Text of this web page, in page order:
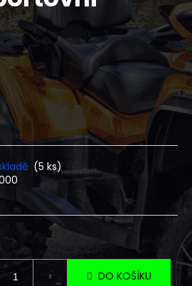
(5 ks)
DO KOŠÍKU
HLEDAT